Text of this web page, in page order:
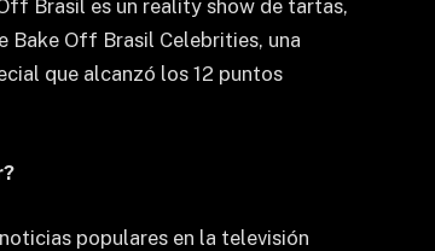
Brasil es un reality show de tartas,
Bake Off Brasil Celebrities, una
que alcanzó los 12 puntos
populares en la televisión